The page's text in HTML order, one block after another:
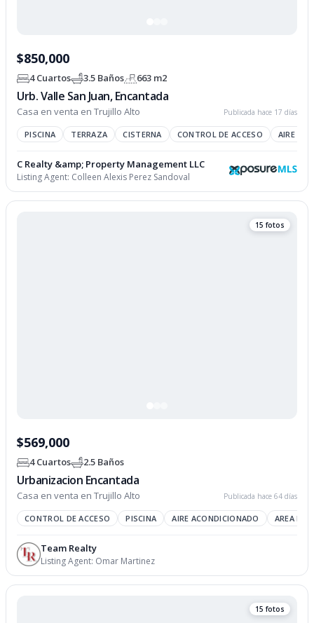
$850,000
4 Cuartos 3.5 Baños 663 m2
Urb. Valle San Juan, Encantada
Casa en venta en Trujillo Alto Publicada hace 17 días
PISCINA TERRAZA CISTERNA CONTROL DE ACCESO AIRE
C Realty &amp; Property Management LLC
Listing Agent: Colleen Alexis Perez Sandoval
15 fotos
$569,000
4 Cuartos 2.5 Baños
Urbanizacion Encantada
Casa en venta en Trujillo Alto Publicada hace 64 días
CONTROL DE ACCESO PISCINA AIRE ACONDICIONADO AREA
Team Realty
Listing Agent: Omar Martinez
15 fotos